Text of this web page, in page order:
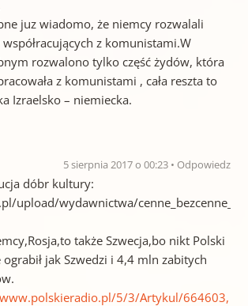
juz wiadomo, że niemcy rozwalali
z komunistami.W
rozwalono tylko część żydów, która
z komunistami , cała reszta to
Izraelsko – niemiecka.
5 sierpnia 2017 o 00:23 Odpowiedz
dóbr kultury:
upload/wydawnictwa/
także Szwecja,bo nikt Polski
jak Szwedzi i 4,4 mln zabitych
5/3/Artykul/664603,